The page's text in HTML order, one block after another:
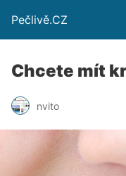
Pečlivě.CZ
Chcete mít
nvito